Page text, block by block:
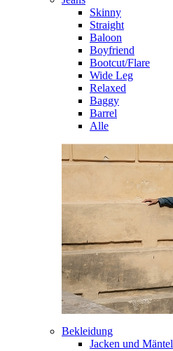
Skinny
Straight
Baloon
Boyfriend
Bootcut/Flare
Wide Leg
Relaxed
Baggy
Barrel
Alle
Bekleidung
Jacken und Mäntel